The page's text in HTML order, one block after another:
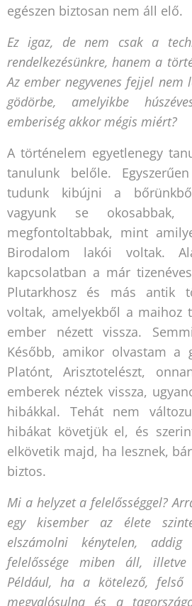
egészen biztosan nem áll elő.
Ez igaz, de nem csak a
rendelkezésünkre, hanem a
Az ember negyvenes fejjel nem
gödörbe, amelyikbe
emberiség akkor mégis miért?
A történelem egyetlenegy
tanulunk belőle.
tudunk kibújni a
vagyunk se
megfontoltabbak, mint
Birodalom lakói voltak.
kapcsolatban a már
Plutarkhosz és más antik
voltak, amelyekből a maihoz
ember nézett vissza.
Később, amikor olvastam a
Platónt, Arisztotelészt,
emberek néztek vissza,
hibákkal. Tehát nem
hibákat követjük el, és
elkövetik majd, ha lesznek,
biztos.
Mi a helyzet a felelősséggel?
egy kisember az élete
elszámolni kénytelen,
felelőssége miben áll,
Például, ha a kötelező,
megvalósulna és a